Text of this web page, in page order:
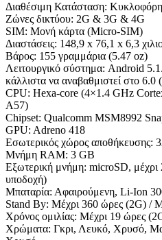
Διαθέσιμη Κατάσταση:
Ζώνες δικτύου: 2G & 3G & 4G
SIM: Μονή κάρτα (Micro-SIM)
Διαστάσεις: 148,9 x 76,1 x 6,3
Βάρος: 155 γραμμάρια (5.47 oz)
Λειτουργικό σύστημα: Android
κάλλιστα να αναβαθμιστεί στο
CPU: Hexa-core (4×1.4 GHz
A57)
Chipset: Qualcomm MSM8992
GPU: Adreno 418
Εσωτερικός χώρος αποθήκευσης:
Μνήμη RAM: 3 GB
Εξωτερική μνήμη: microSD, μέχρι
υποδοχή)
Μπαταρία: Αφαιρούμενη, Li-Ion
Stand By: Μέχρι 360 ώρες (2G) /
Χρόνος ομιλίας: Μέχρι 19 ώρες
Χρώματα: Γκρι, Λευκό, Χρυσό,